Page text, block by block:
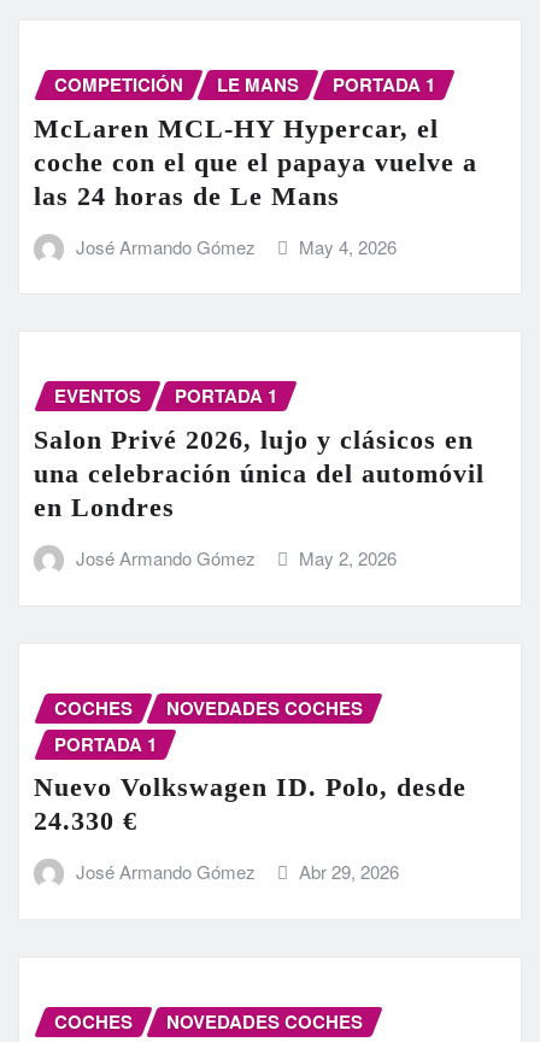
COMPETICIÓN LE MANS PORTADA 1
McLaren MCL-HY Hypercar, el
coche con el que el papaya vuelve a
las 24 horas de Le Mans
José Armando Gómez May 4, 2026
EVENTOS PORTADA 1
Salon Privé 2026, lujo y clásicos en
una celebración única del automóvil
en Londres
José Armando Gómez May 2, 2026
COCHES
NOVEDADES COCHES
PORTADA 1
Nuevo Volkswagen ID. Polo, desde
24.330 €
José Armando Gómez Abr 29, 2026
COCHES
NOVEDADES COCHES